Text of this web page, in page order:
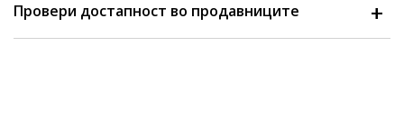
Провери достапност во продавниците